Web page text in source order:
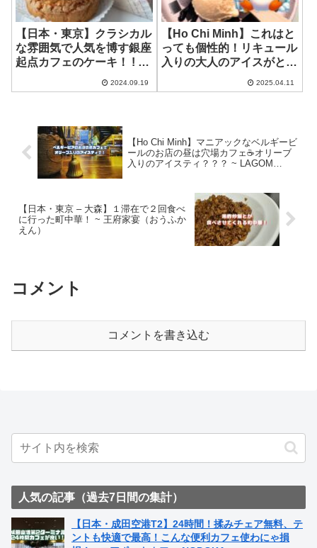
【日本・東京】クラシカル
な雰囲気で人気を博す銀座
起点カフェのケーキ！ ! ま
~ 椿屋珈琲 大森とうきゅう
2024.09.19
【Ho Chi Minh】これはと
っても個性的！リキュール
入りの大人のアイスがとっ
Cream
2025.04.11
【Ho Chi Minh】マニアックなベルギービ
ールのお店の昼は穴場カフェ☕️オリーブ
入りのアイスティ？？？ ~ LAGOM
【日本・東京 – 大森】１滞在で２回食べ
に行った町中華！ ~ 王府家宴（おうふか
えん）
コメント
コメントを書き込む
人気の記事（過去7日間の集計）
【日本・成田空港T2】24時間！揉みチェア無料、テ
ントも快適で最高！こんな便利カフェ使わにゃ損